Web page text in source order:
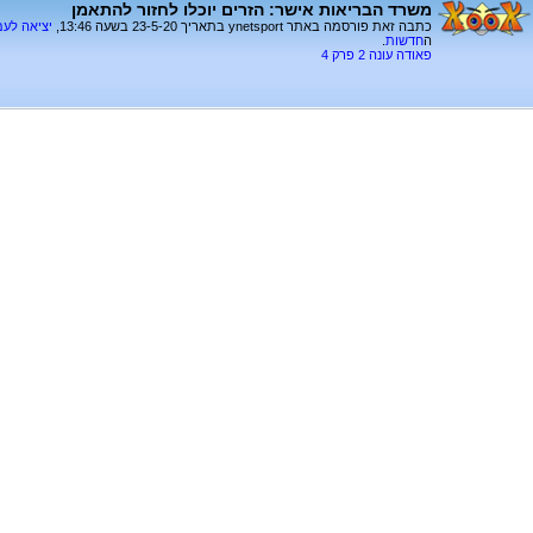
משרד הבריאות אישר: הזרים יוכלו לחזור להתאמן
כתבה זאת פורסמה באתר ynetsport בתאריך 23-5-20 בשעה 13:46, יציאה
החדשות
פאודה עונה 2 פרק 4